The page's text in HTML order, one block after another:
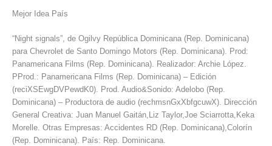
Mejor Idea País
“Night signals”, de Ogilvy República Dominicana (Rep. Dominicana)
para Chevrolet de Santo Domingo Motors (Rep. Dominicana). Prod:
Panamericana Films (Rep. Dominicana). Realizador: Archie López.
PProd.: Panamericana Films (Rep. Dominicana) – Edición
(reciXSEwgDVPewdK0). Prod. Audio&Sonido: Adelobo (Rep.
Dominicana) – Productora de audio (rechmsnGxXbfgcuwX). Dirección
General Creativa: Juan Manuel Gaitán,Liz Taylor,Joe Sciarrotta,Keka
Morelle. Otras Empresas: Accidentes RD (Rep. Dominicana),Colorín
(Rep. Dominicana). País: Rep. Dominicana.